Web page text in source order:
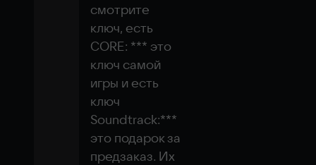
Play in the cloud
смотрите
ключ, есть
CORE: *** это
ключ самой
игры и есть
ключ
Soundtrack:***
это подарок за
предзаказ. Их